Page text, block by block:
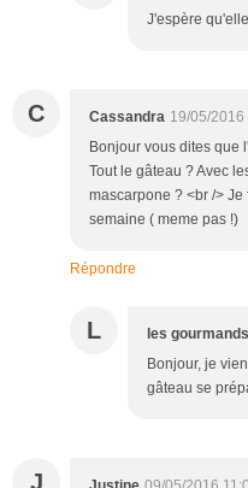
J'espère
C Cassandra 19/05/2016
Bonjour vous dites que
Tout le gâteau ? Avec
mascarpone ? <br />
semaine ( meme pas !)
Répondre
L les
Bonjour, je
gâteau se
J